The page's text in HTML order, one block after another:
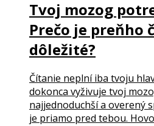
Tvoj mozog
Prečo je preňho
dôležité?
Čítanie neplní iba tvoju
dokonca vyživuje tvoj
najjednoduchší a overený
je priamo pred tebou.